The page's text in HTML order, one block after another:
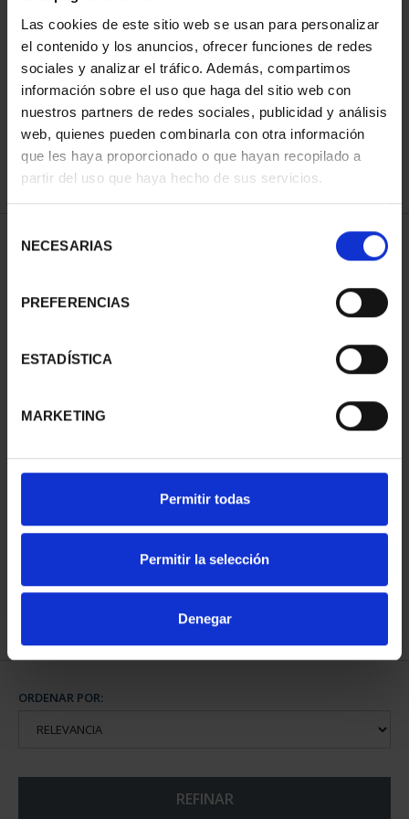
Las cookies de este sitio web se usan para personalizar
el contenido y los anuncios, ofrecer funciones de redes
sociales y analizar el tráfico. Además, compartimos
información sobre el uso que haga del sitio web con
nuestros partners de redes sociales, publicidad y análisis
web, quienes pueden combinarla con otra información
que les haya proporcionado o que hayan recopilado a
partir del uso que haya hecho de sus servicios.
NECESARIAS
PREFERENCIAS
ESTADÍSTICA
MARKETING
Permitir todas
Permitir la selección
Denegar
ORDENAR POR:
REFINAR
1 Productos encontrados
PROVINCIA COLECCION
COMPLET...
ORDENAR POR:
REFINAR